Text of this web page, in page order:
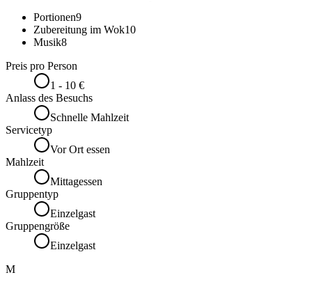
Portionen9
Zubereitung im Wok10
Musik8
Preis pro Person
1 - 10 €
Anlass des Besuchs
Schnelle Mahlzeit
Servicetyp
Vor Ort essen
Mahlzeit
Mittagessen
Gruppentyp
Einzelgast
Gruppengröße
Einzelgast
M